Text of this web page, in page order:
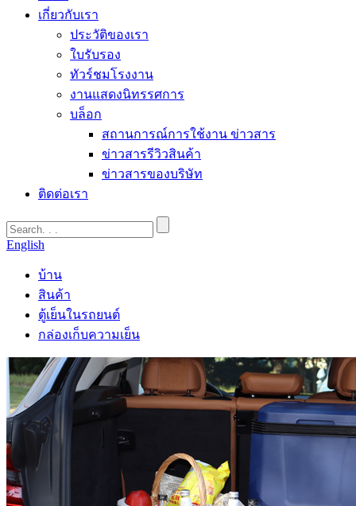
เกี่ยวกับเรา
ประวัติของเรา
ใบรับรอง
ทัวร์ชมโรงงาน
งานแสดงนิทรรศการ
บล็อก
สถานการณ์การใช้งาน ข่าวสาร
ข่าวสารรีวิวสินค้า
ข่าวสารของบริษัท
ติดต่อเรา
English
บ้าน
สินค้า
ตู้เย็นในรถยนต์
กล่องเก็บความเย็น